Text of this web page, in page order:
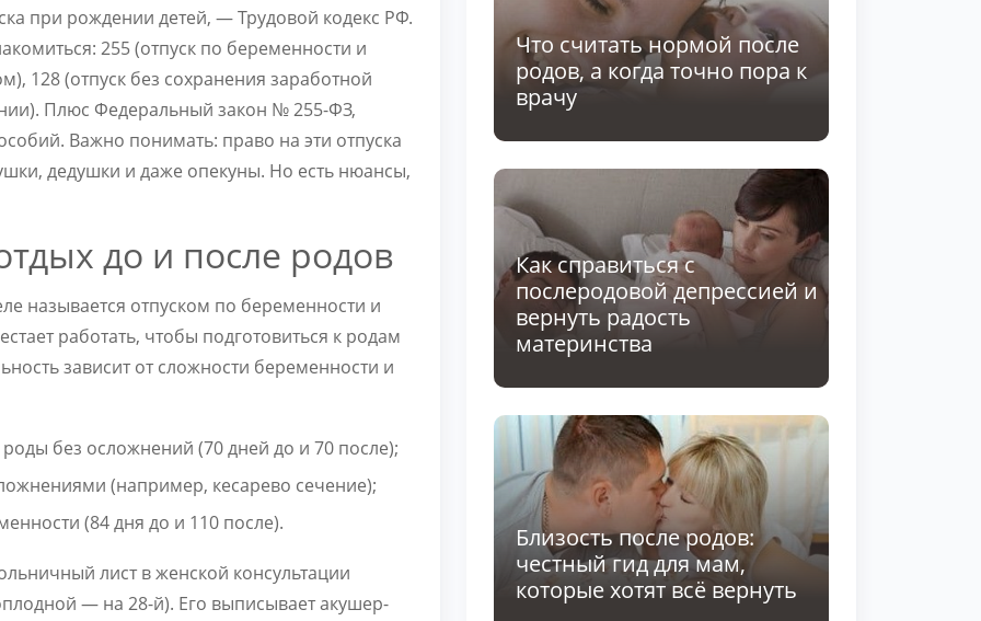
при рождении детей, — Трудовой кодекс РФ.
255 (отпуск по беременности и
128 (отпуск без сохранения заработной
Плюс Федеральный закон № 255-ФЗ,
Важно понимать: право на эти отпуска
дедушки и даже опекуны. Но есть нюансы,
до и после родов
называется отпуском по беременности и
работать, чтобы подготовиться к родам
зависит от сложности беременности и
без осложнений (70 дней до и 70 после);
(например, кесарево сечение);
(84 дня до и 110 после).
лист в женской консультации
— на 28-й). Его выписывает акушер-
Что считать нормой после
родов, а когда точно пора к
врачу
Как справиться с
послеродовой депрессией и
вернуть радость
материнства
Близость после родов:
честный гид для мам,
которые хотят всё вернуть